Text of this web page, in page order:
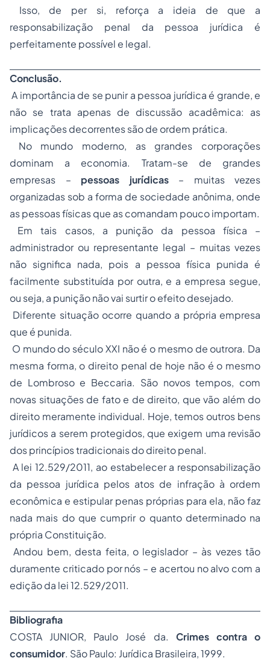
Isso, de per si, reforça a ideia de que a
responsabilização penal da pessoa jurídica é
perfeitamente possível e legal.
Conclusão.
A importância de se punir a pessoa jurídica é grande, e
não se trata apenas de discussão acadêmica: as
implicações decorrentes são de ordem prática.
No mundo moderno, as grandes corporações
dominam a economia. Tratam-se de grandes
empresas – pessoas jurídicas– muitas vezes
organizadas sob a forma de sociedade anônima, onde
as pessoas físicas que as comandam pouco importam.
Em tais casos, a punição da pessoa física –
administrador ou representante legal – muitas vezes
não significa nada, pois a pessoa física punida é
facilmente substituída por outra, e a empresa segue,
ou seja, a punição não vai surtir o efeito desejado.
Diferente situação ocorre quando a própria empresa
que é punida.
O mundo do século XXI não é o mesmo de outrora. Da
mesma forma, o direito penal de hoje não é o mesmo
de Lombroso e Beccaria. São novos tempos, com
novas situações de fato e de direito, que vão além do
direito meramente individual. Hoje, temos outros bens
jurídicos a serem protegidos, que exigem uma revisão
dos princípios tradicionais do direito penal.
A lei 12.529/2011, ao estabelecer a responsabilização
da pessoa jurídica pelos atos de infração à ordem
econômica e estipularpenas próprias para ela, não faz
nada mais do que cumprir o quanto determinado na
própria Constituição.
Andou bem, desta feita, o legislador – às vezes tão
duramente criticado por nós – e acertou no alvo com a
edição da lei 12.529/2011.
Bibliografia
COSTA JUNIOR, Paulo José da. Crimes contra o
consumidor. São Paulo: Jurídica Brasileira, 1999.